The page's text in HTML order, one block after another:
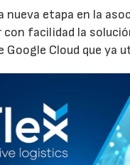
etapa en la
con facilidad la
Cloud que ya